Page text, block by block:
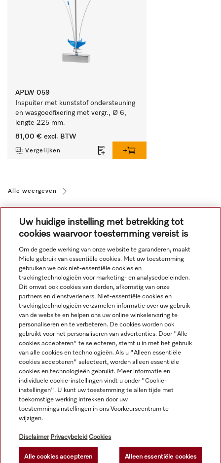
APLW 059
Inspuiter met kunststof ondersteuning
en wasgoedfixering met vergr., Ø 6,
lengte 225 mm.
81,00 € excl. BTW
Vergelijken
Alle weergeven
Navigatie
Service
decoratiemateriaal.
Uw huidige instelling met betrekking tot
cookies waarvoor toestemming vereist is
Om de goede werking van onze website te garanderen, maakt
Miele gebruik van essentiële cookies. Met uw toestemming
gebruiken we ook niet-essentiële cookies en
trackingtechnologieën voor marketing- en analysedoeleinden.
Dit omvat ook cookies van derden, afkomstig van onze
partners en dienstverleners. Niet-essentiële cookies en
trackingtechnologieën verzamelen informatie over uw gebruik
van de website en helpen ons uw online winkelervaring te
personaliseren en te verbeteren. De cookies worden ook
gebruikt voor het personaliseren van advertenties. Door "Alle
cookies accepteren" te selecteren, stemt u in met het gebruik
van alle cookies en technologieën. Als u "Alleen essentiële
cookies accepteren" selecteert, worden alleen essentiële
cookies en technologieën gebruikt. Meer informatie en
individuele cookie-instellingen vindt u onder "Cookie-
instellingen". U kunt uw toestemming te allen tijde met
toekomstige werking intrekken door uw
toestemmingsinstellingen in ons Voorkeurscentrum te
wijzigen.
Disclaimer Privacybeleid Cookies
Alle cookies accepteren Alleen essentiële cookies